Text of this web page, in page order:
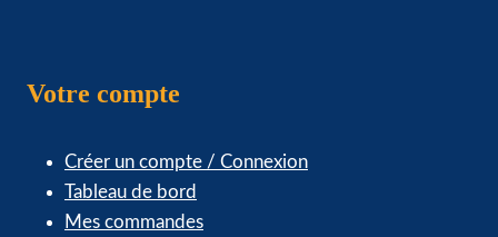
Votre compte
Créer un compte / Connexion
Tableau de bord
Mes commandes